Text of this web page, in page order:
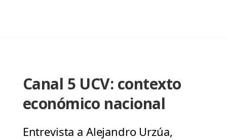
Canal 5 UCV: contexto
económico nacional
Entrevista a Alejandro Urzúa,